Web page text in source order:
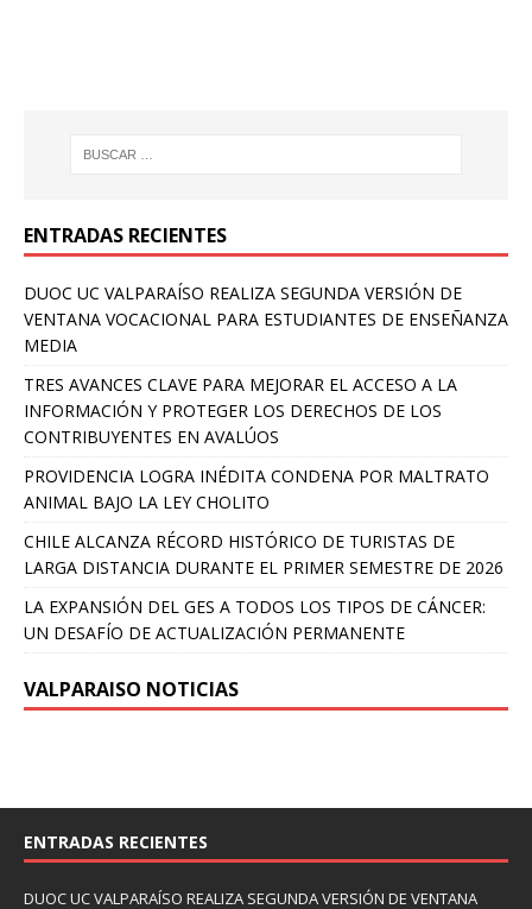
ENTRADAS RECIENTES
DUOC UC VALPARAÍSO REALIZA SEGUNDA VERSIÓN DE
VENTANA VOCACIONAL PARA ESTUDIANTES DE ENSEÑANZA
MEDIA
TRES AVANCES CLAVE PARA MEJORAR EL ACCESO A LA
INFORMACIÓN Y PROTEGER LOS DERECHOS DE LOS
CONTRIBUYENTES EN AVALÚOS
PROVIDENCIA LOGRA INÉDITA CONDENA POR MALTRATO
ANIMAL BAJO LA LEY CHOLITO
CHILE ALCANZA RÉCORD HISTÓRICO DE TURISTAS DE
LARGA DISTANCIA DURANTE EL PRIMER SEMESTRE DE 2026
LA EXPANSIÓN DEL GES A TODOS LOS TIPOS DE CÁNCER:
UN DESAFÍO DE ACTUALIZACIÓN PERMANENTE
VALPARAISO NOTICIAS
ENTRADAS RECIENTES
DUOC UC VALPARAÍSO REALIZA SEGUNDA VERSIÓN DE VENTANA